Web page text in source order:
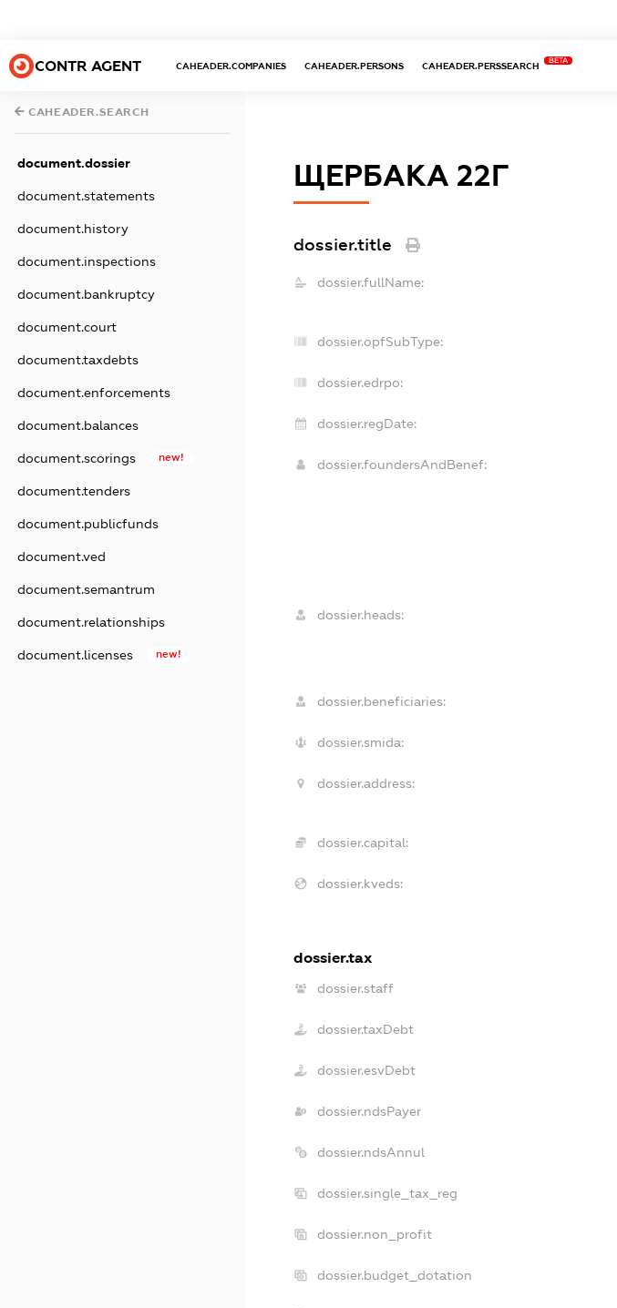
CONTR AGENT CAHEADER.COMPANIES CAHEADER.PERSONS CAHEADER.PERSSEARCH
BETA
CAHEADER.SEARCH
document.dossier
document.statements
document.history
document.inspections
document.bankruptcy
document.court
document.taxdebts
document.enforcements
document.balances
document.scorings new!
document.tenders
document.publicfunds
document.ved
document.semantrum
document.relationships
document.licenses new!
ЩЕРБАКА 22Г
dossier.title
dossier.fullName:
dossier.opfSubType:
dossier.edrpo:
dossier.regDate:
dossier.foundersAndBenef:
dossier.heads:
dossier.beneficiaries:
dossier.smida:
dossier.address:
dossier.capital:
dossier.kveds:
dossier.tax
dossier.staff
dossier.taxDebt
dossier.esvDebt
dossier.ndsPayer
dossier.ndsAnnul
dossier.single_tax_reg
dossier.non_profit
dossier.budget_dotation